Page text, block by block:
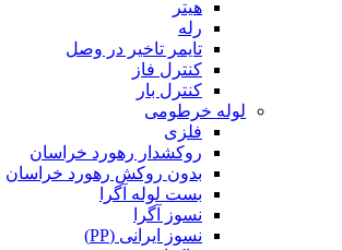
هیتر
رله
تایمر تاخیر در وصل
کنترل فاز
کنترل بار
لوله خرطومی
فلزی
روکشدار رهورد خراسان
بدون روکش رهورد خراسان
بست لوله آگرا
نسوز آگرا
نسوز ایرانی (PP)